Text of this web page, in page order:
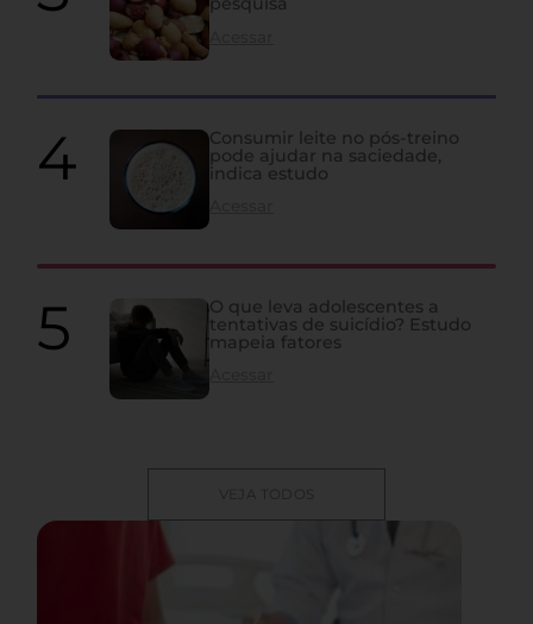
Consumir leite no pós-treino
pode ajudar na saciedade,
indica estudo
O que leva adolescentes a
tentativas de suicídio? Estudo
mapeia fatores
VEJA TODOS